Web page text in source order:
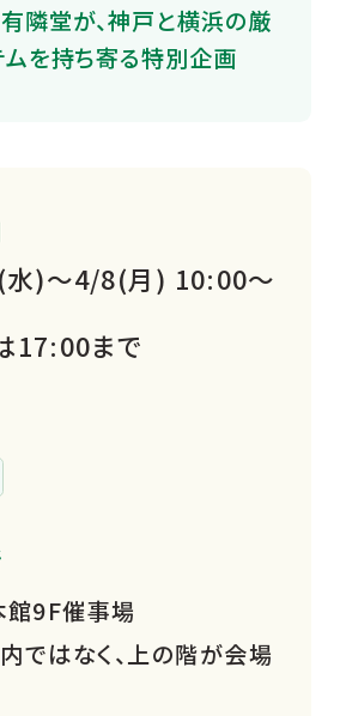
隣堂が、神戸と横浜の厳
ムを持ち寄る特別企画
)～4/8(月) 10:00～
17:00まで
9F催事場
ではなく、上の階が会場